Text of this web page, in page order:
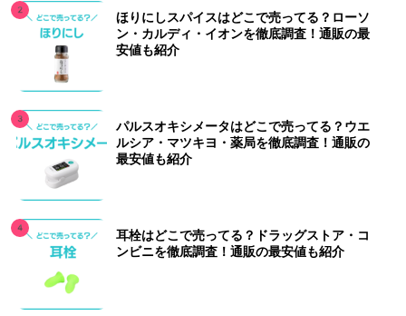
ほりにしスパイスはどこで売ってる？ローソ
ン・カルディ・イオンを徹底調査！通販の最
安値も紹介
パルスオキシメータはどこで売ってる？ウエ
ルシア・マツキヨ・薬局を徹底調査！通販の
最安値も紹介
耳栓はどこで売ってる？ドラッグストア・コ
ンビニを徹底調査！通販の最安値も紹介